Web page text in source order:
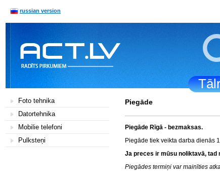
russian version
Foto tehnika
Datortehnika
Mobilie telefoni
Pulksteņi
Piegāde
Piegāde Rīgā - bezmaksas.
Piegāde tiek veikta darba dienās
Ja preces ir mūsu noliktavā, tad
Piegādes termiņi var mainīties